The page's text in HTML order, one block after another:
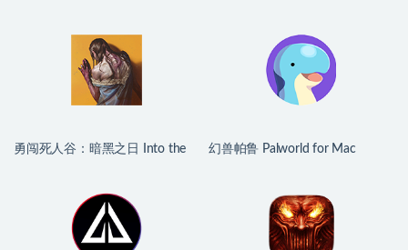
勇闯死人谷：暗黑之日 Into the
幻兽帕鲁 Palworld for Mac